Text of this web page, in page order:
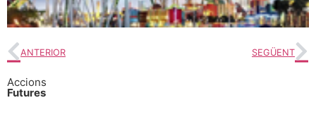
ANTERIOR SEGÜENT
Accions
Futures